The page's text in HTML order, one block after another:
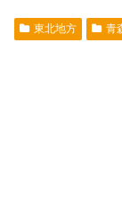
東北地方 青